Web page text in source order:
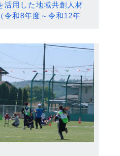
活用した地域共創人材
令和8年度～令和12年